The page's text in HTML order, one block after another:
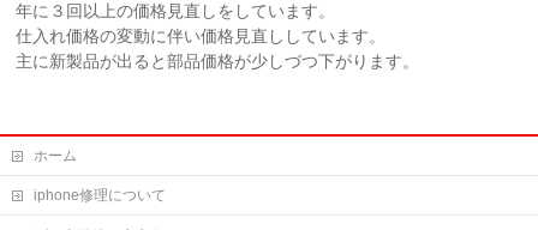
年に３回以上の価格見直しをしています。
仕入れ価格の変動に伴い価格見直ししています。
主に新製品が出ると部品価格が少しづつ下がります。
ホーム
iphone修理について